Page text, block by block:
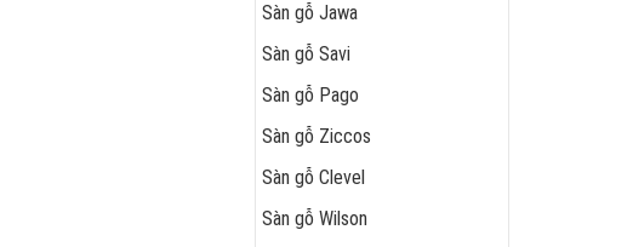
Sàn gỗ Jawa
Sàn gỗ Savi
Sàn gỗ Pago
Sàn gỗ Ziccos
Sàn gỗ Clevel
Sàn gỗ Wilson